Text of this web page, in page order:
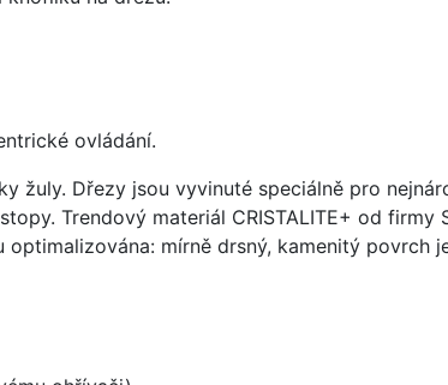
ovládání.
žuly. Dřezy jsou vyvinuté speciálně pro
Trendový materiál CRISTALITE+ od firmy
mírně drsný, kamenitý povrch